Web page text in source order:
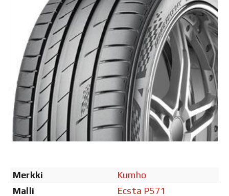
Merkki
Kumho
Malli
Ecsta PS71